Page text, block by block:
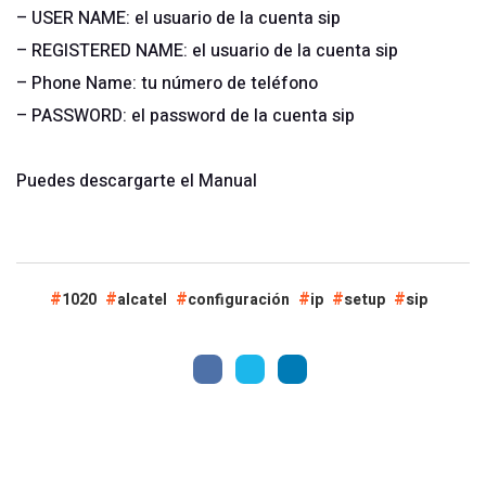
– USER NAME: el usuario de la cuenta sip
– REGISTERED NAME: el usuario de la cuenta sip
– Phone Name: tu número de teléfono
– PASSWORD: el password de la cuenta sip
Puedes descargarte el Manual
1020 alcatel configuración ip setup sip